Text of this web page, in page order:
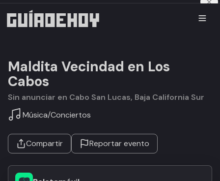
Maldita Vecindad en Los
Cabos
Sin anunciar en Cabo San Lucas, Baja California Sur
Música/Conciertos
Compartir Reportar evento